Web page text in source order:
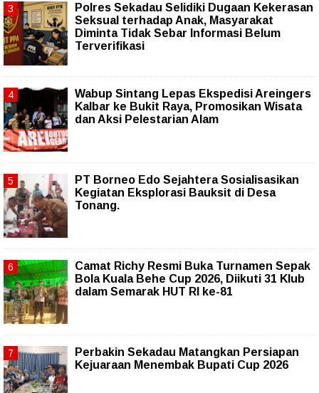
Polres Sekadau Selidiki Dugaan Kekerasan
Seksual terhadap Anak, Masyarakat
Diminta Tidak Sebar Informasi Belum
Terverifikasi
Wabup Sintang Lepas Ekspedisi Areingers
Kalbar ke Bukit Raya, Promosikan Wisata
dan Aksi Pelestarian Alam
PT Borneo Edo Sejahtera Sosialisasikan
Kegiatan Eksplorasi Bauksit di Desa
Tonang.
Camat Richy Resmi Buka Turnamen Sepak
Bola Kuala Behe Cup 2026, Diikuti 31 Klub
dalam Semarak HUT RI ke-81
Perbakin Sekadau Matangkan Persiapan
Kejuaraan Menembak Bupati Cup 2026